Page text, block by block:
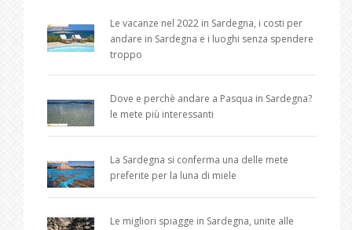
Le vacanze nel 2022 in Sardegna, i costi per
andare in Sardegna e i luoghi senza spendere
troppo
Dove e perchè andare a Pasqua in Sardegna?
le mete più interessanti
La Sardegna si conferma una delle mete
preferite per la luna di miele
Le migliori spiagge in Sardegna, unite alle